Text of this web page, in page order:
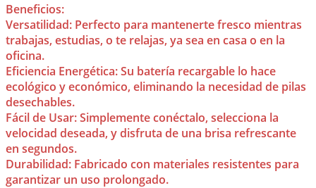
Beneficios:
Versatilidad: Perfecto para mantenerte fresco mientras
trabajas, estudias, o te relajas, ya sea en casa o en la
oficina.
Eficiencia Energética: Su batería recargable lo hace
ecológico y económico, eliminando la necesidad de pilas
desechables.
Fácil de Usar: Simplemente conéctalo, selecciona la
velocidad deseada, y disfruta de una brisa refrescante
en segundos.
Durabilidad: Fabricado con materiales resistentes para
garantizar un uso prolongado.